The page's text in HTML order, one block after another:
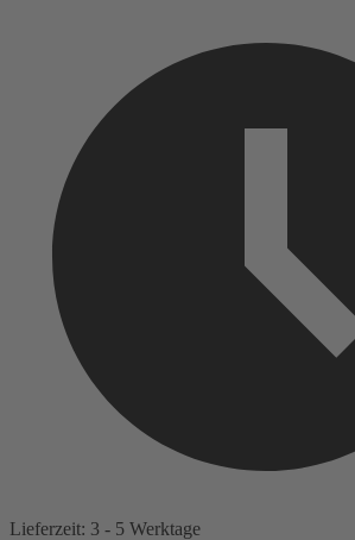
Lieferzeit: 3 - 5 Werktage